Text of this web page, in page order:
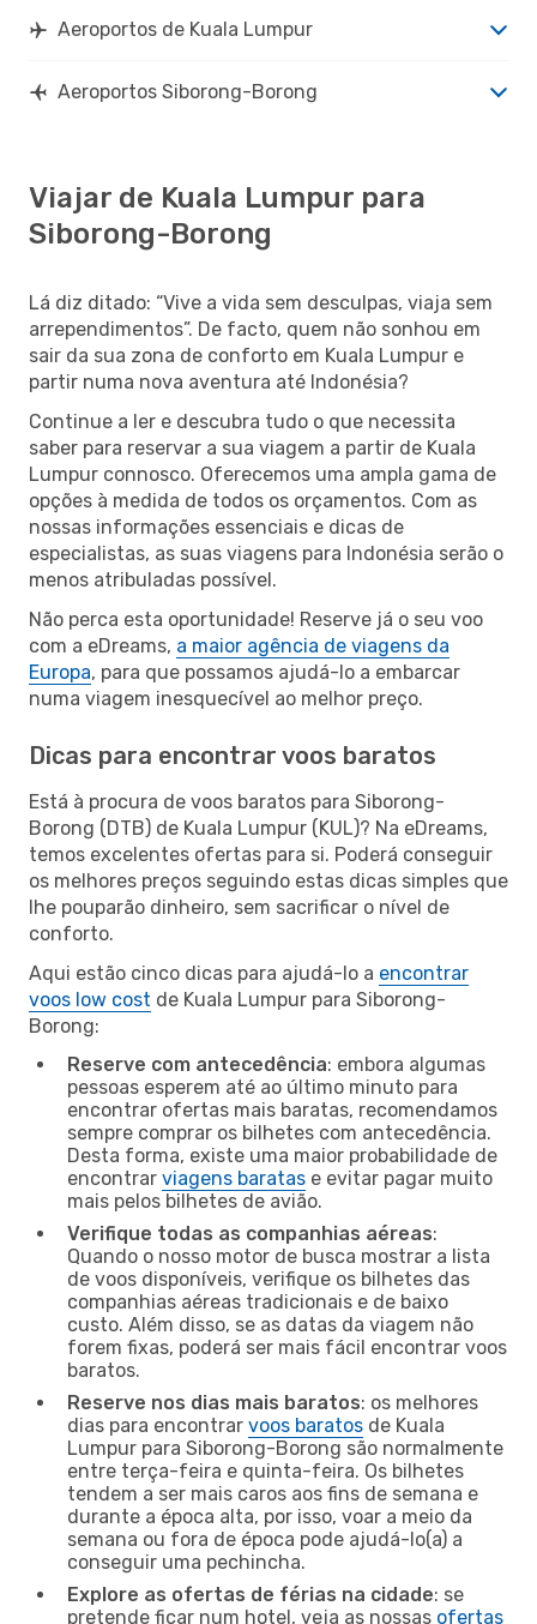
Aeroportos de Kuala Lumpur
Aeroportos Siborong-Borong
Viajar de Kuala Lumpur para
Siborong-Borong
Lá diz ditado: “Vive a vida sem desculpas, viaja sem
arrependimentos”. De facto, quem não sonhou em
sair da sua zona de conforto em Kuala Lumpur e
partir numa nova aventura até Indonésia?
Continue a ler e descubra tudo o que necessita
saber para reservar a sua viagem a partir de Kuala
Lumpur connosco. Oferecemos uma ampla gama de
opções à medida de todos os orçamentos. Com as
nossas informações essenciais e dicas de
especialistas, as suas viagens para Indonésia serão o
menos atribuladas possível.
Não perca esta oportunidade! Reserve já o seu voo
com a eDreams, a maior agência de viagens da
Europa, para que possamos ajudá-lo a embarcar
numa viagem inesquecível ao melhor preço.
Dicas para encontrar voos baratos
Está à procura de voos baratos para Siborong-
Borong (DTB) de Kuala Lumpur (KUL)? Na eDreams,
temos excelentes ofertas para si. Poderá conseguir
os melhores preços seguindo estas dicas simples que
lhe pouparão dinheiro, sem sacrificar o nível de
conforto.
Aqui estão cinco dicas para ajudá-lo a encontrar
voos low cost de Kuala Lumpur para Siborong-
Borong:
Reserve com antecedência: embora algumas
pessoas esperem até ao último minuto para
encontrar ofertas mais baratas, recomendamos
sempre comprar os bilhetes com antecedência.
Desta forma, existe uma maior probabilidade de
encontrar viagens baratas e evitar pagar muito
mais pelos bilhetes de avião.
Verifique todas as companhias aéreas:
Quando o nosso motor de busca mostrar a lista
de voos disponíveis, verifique os bilhetes das
companhias aéreas tradicionais e de baixo
custo. Além disso, se as datas da viagem não
forem fixas, poderá ser mais fácil encontrar voos
baratos.
Reserve nos dias mais baratos: os melhores
dias para encontrar voos baratos de Kuala
Lumpur para Siborong-Borong são normalmente
entre terça-feira e quinta-feira. Os bilhetes
tendem a ser mais caros aos fins de semana e
durante a época alta, por isso, voar a meio da
semana ou fora de época pode ajudá-lo(a) a
conseguir uma pechincha.
Explore as ofertas de férias na cidade: se
pretende ficar num hotel, veja as nossas ofertas